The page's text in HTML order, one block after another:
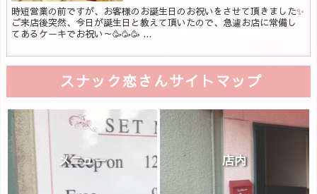
時短営業の前ですが、お客様のお誕生日のお祝いをさせて頂きました✨
ご来店後突然、今日が誕生日と教えて頂いたので、急遽お店に常備し
てあるケーキでお祝い～🥳🥳🥳 ...
スナック恋さんサイトマップ
メニュー 店内